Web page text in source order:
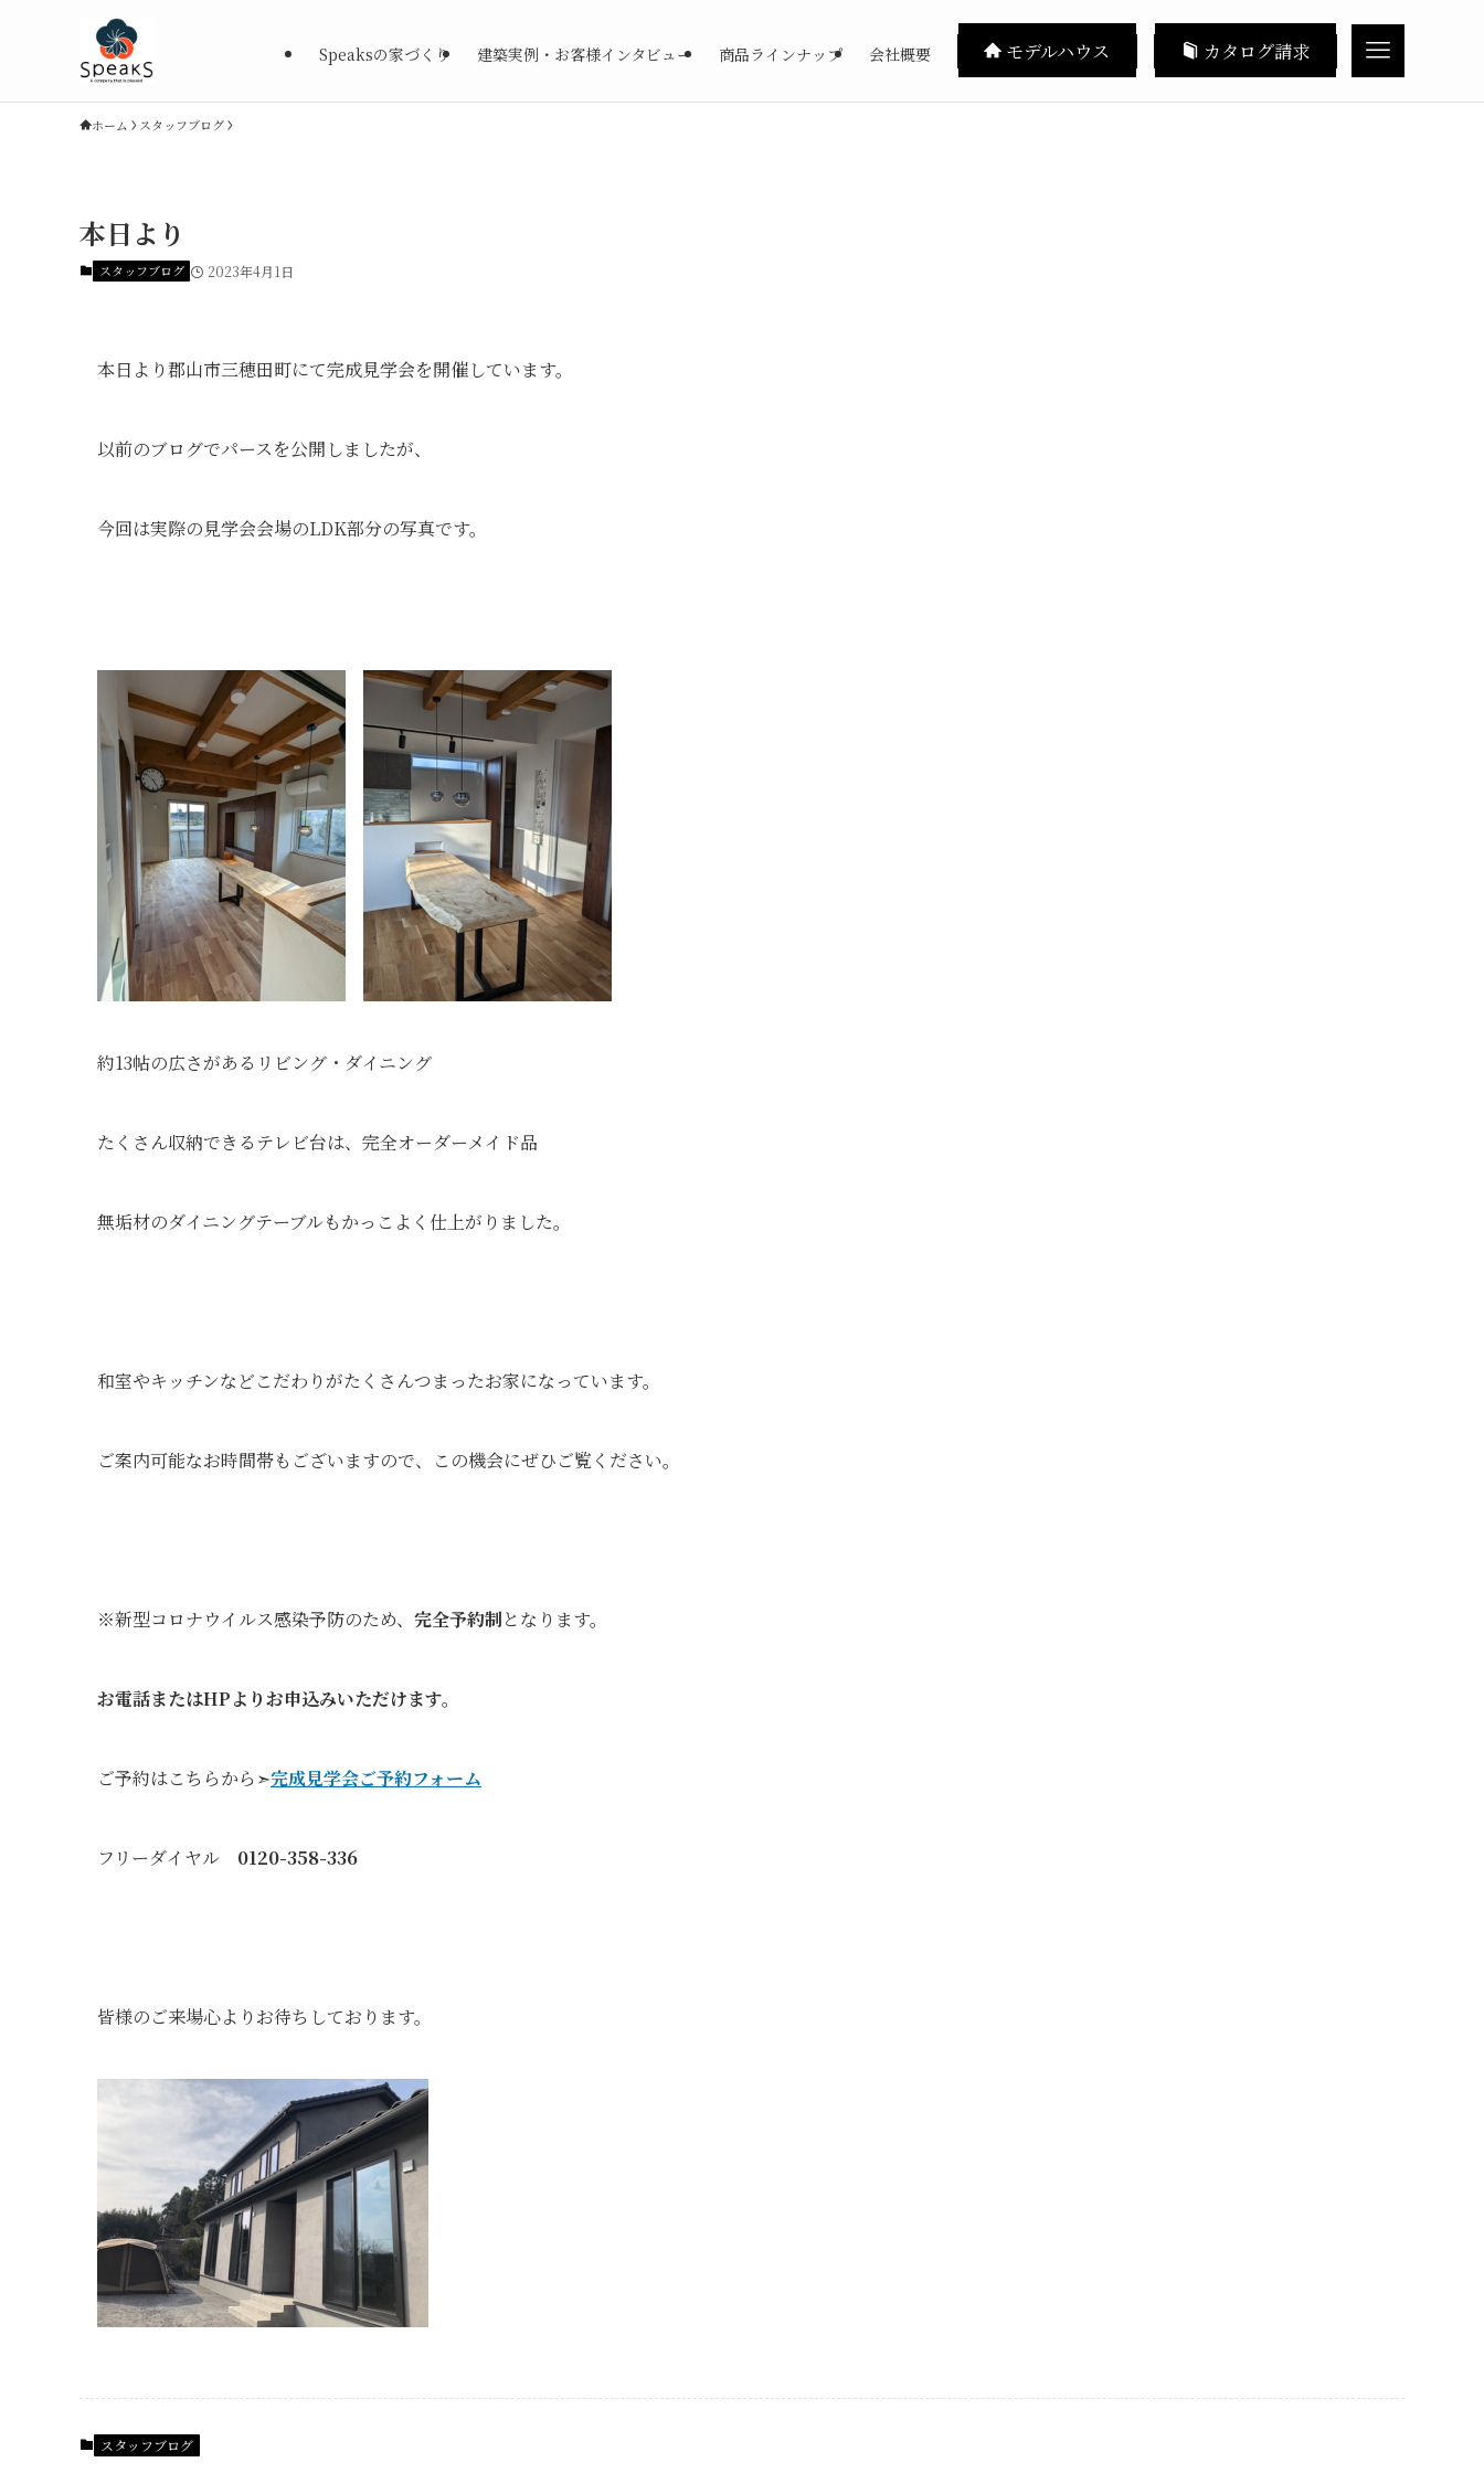
Speaksの家づくり 建築実例・お客様インタビュー 商品ラインナップ 会社概要 モデルハウス カタログ請求
ホーム スタッフブログ
本日より
スタッフブログ 2023年4月1日
本日より郡山市三穂田町にて完成見学会を開催しています。
以前のブログでパースを公開しましたが、
今回は実際の見学会会場のLDK部分の写真です。
約13帖の広さがあるリビング・ダイニング
たくさん収納できるテレビ台は、完全オーダーメイド品
無垢材のダイニングテーブルもかっこよく仕上がりました。
和室やキッチンなどこだわりがたくさんつまったお家になっています。
ご案内可能なお時間帯もございますので、この機会にぜひご覧ください。
※新型コロナウイルス感染予防のため、 完全予約制となります。
お電話またはHPよりお申込みいただけます。
ご予約はこちらから➣完成見学会ご予約フォーム
フリーダイヤル 0120-358-336
皆様のご来場心よりお待ちしております。
スタッフブログ